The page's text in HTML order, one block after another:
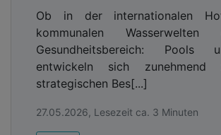
Ob in der internationalen
kommunalen
Gesundheitsbereich: Pools
entwickeln sich zunehmend
strategischen Bes[...]
27.05.2026, Lesezeit ca. 3 Minuten